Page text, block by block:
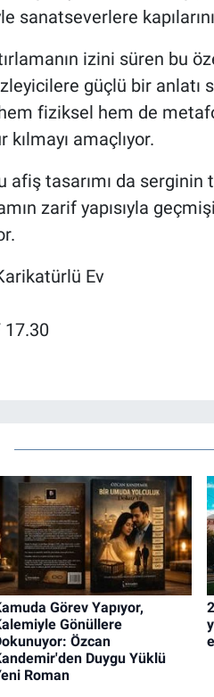
sanatseverlere
izini süren bu
güçlü bir anlatı
fiziksel hem de
amaçlıyor.
tasarımı da serginin
zarif yapısıyla
Ev
17.30
Görev Yapıyor,
Gönüllere
Özcan
Duygu Yüklü
Roman